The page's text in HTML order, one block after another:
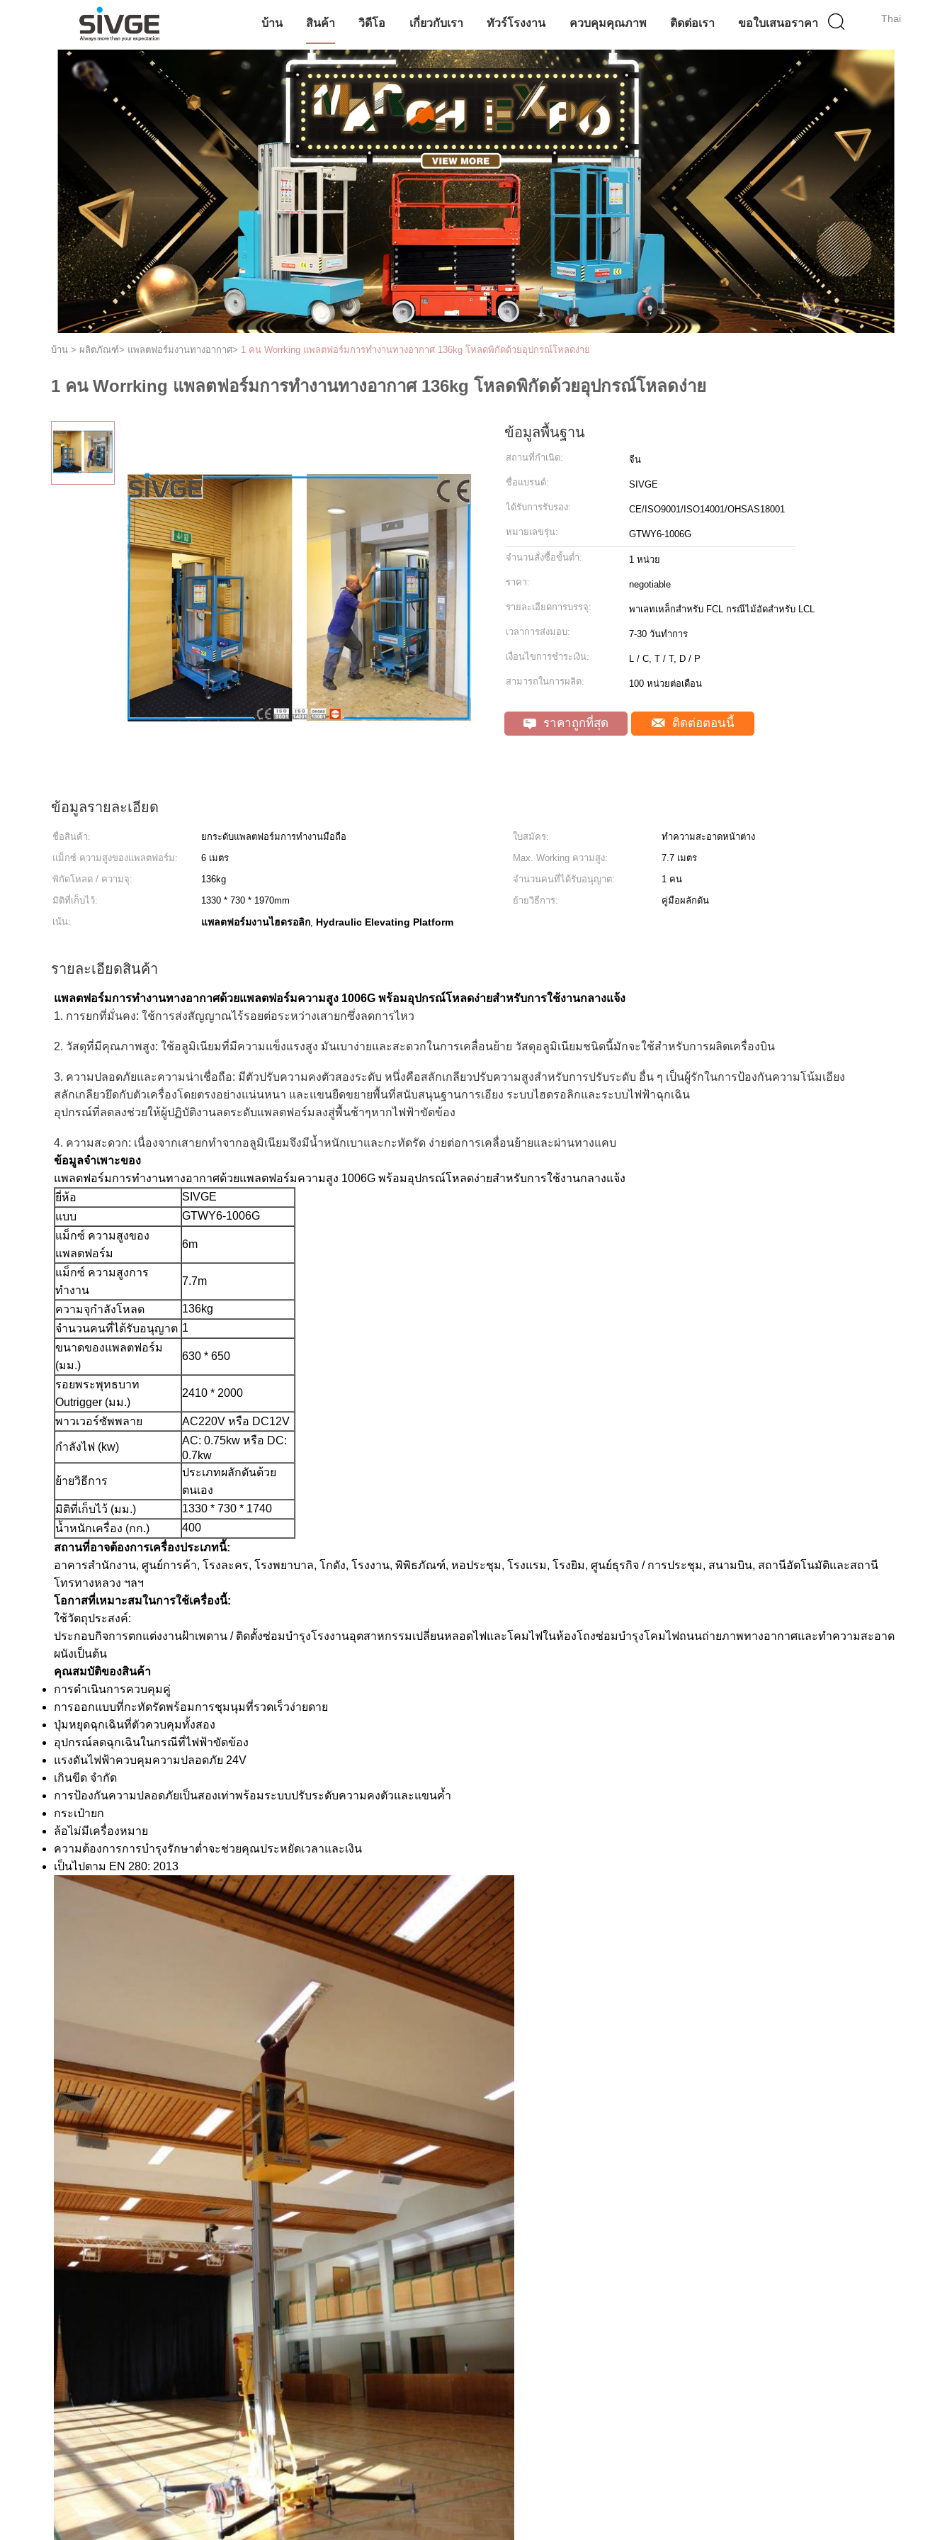
Thai
บ้าน สินค้า วิดีโอ เกี่ยวกับเรา ทัวร์โรงงาน ควบคุมคุณภาพ ติดต่อเรา ขอใบเสนอราคา
บ้าน > ผลิตภัณฑ์> แพลตฟอร์มงานทางอากาศ> 1 คน Worrking แพลตฟอร์มการทำงานทางอากาศ 136kg โหลดพิกัดด้วยอุปกรณ์โหลดง่าย
1 คน Worrking แพลตฟอร์มการทำงานทางอากาศ 136kg โหลดพิกัดด้วยอุปกรณ์โหลดง่าย
ข้อมูลพื้นฐาน
สถานที่กำเนิด: จีน
ชื่อแบรนด์: SIVGE
ได้รับการรับรอง: CE/ISO9001/ISO14001/OHSAS18001
หมายเลขรุ่น: GTWY6-1006G
จำนวนสั่งซื้อขั้นต่ำ: 1 หน่วย
ราคา: negotiable
รายละเอียดการบรรจุ: พาเลทเหล็กสำหรับ FCL กรณีไม้อัดสำหรับ LCL
เวลาการส่งมอบ: 7-30 วันทำการ
เงื่อนไขการชำระเงิน: L / C, T / T, D / P
สามารถในการผลิต: 100 หน่วยต่อเดือน
ราคาถูกที่สุด ติดต่อตอนนี้
ข้อมูลรายละเอียด
ชื่อสินค้า: ยกระดับแพลตฟอร์มการทำงานมือถือ ใบสมัคร:
ทำความสะอาดหน้าต่าง
แม็กซ์ ความสูงของแพลตฟอร์ม:
6 เมตร Max. Working ความสูง:
7.7 เมตร
พิกัดโหลด / ความจุ:
136kg จำนวนคนที่ได้รับอนุญาต:
1 คน
มิติที่เก็บไว้:
1330 * 730 * 1970mm ย้ายวิธีการ:
คู่มือผลักดัน
เน้น:
แพลตฟอร์มงานไฮดรอลิก, Hydraulic Elevating Platform
รายละเอียดสินค้า
แพลตฟอร์มการทำงานทางอากาศด้วยแพลตฟอร์มความสูง 1006G พร้อมอุปกรณ์โหลดง่ายสำหรับการใช้งานกลางแจ้ง
1. การยกที่มั่นคง: ใช้การส่งสัญญาณไร้รอยต่อระหว่างเสายกซึ่งลดการไหว
2. วัสดุที่มีคุณภาพสูง: ใช้อลูมิเนียมที่มีความแข็งแรงสูง มันเบาง่ายและสะดวกในการเคลื่อนย้าย วัสดุอลูมิเนียมชนิดนี้มักจะใช้สำหรับการผลิตเครื่องบิน
3. ความปลอดภัยและความน่าเชื่อถือ: มีตัวปรับความคงตัวสองระดับ หนึ่งคือสลักเกลียวปรับความสูงสำหรับการปรับระดับ อื่น ๆ เป็นผู้รักในการป้องกันความโน้มเอียง
สลักเกลียวยึดกับตัวเครื่องโดยตรงอย่างแน่นหนา และแขนยืดขยายพื้นที่สนับสนุนฐานการเอียง ระบบไฮดรอลิกและระบบไฟฟ้าฉุกเฉิน
อุปกรณ์ที่ลดลงช่วยให้ผู้ปฏิบัติงานลดระดับแพลตฟอร์มลงสู่พื้นช้าๆหากไฟฟ้าขัดข้อง
4. ความสะดวก: เนื่องจากเสายกทำจากอลูมิเนียมจึงมีน้ำหนักเบาและกะทัดรัด ง่ายต่อการเคลื่อนย้ายและผ่านทางแคบ
ข้อมูลจำเพาะของ
แพลตฟอร์มการทำงานทางอากาศด้วยแพลตฟอร์มความสูง 1006G พร้อมอุปกรณ์โหลดง่ายสำหรับการใช้งานกลางแจ้ง
ยี่ห้อ
SIVGE
แบบ
GTWY6-1006G
แม็กซ์ ความสูงของ
แพลตฟอร์ม
6m
แม็กซ์ ความสูงการ
ทำงาน
7.7m
ความจุกำลังโหลด
136kg
จำนวนคนที่ได้รับอนุญาต 1
ขนาดของแพลตฟอร์ม
(มม.)
630 * 650
รอยพระพุทธบาท
Outrigger (มม.)
2410 * 2000
พาวเวอร์ซัพพลาย AC220V หรือ DC12V
กำลังไฟ (kw)
AC: 0.75kw หรือ DC:
0.7kw
ย้ายวิธีการ
ประเภทผลักดันด้วย
ตนเอง
มิติที่เก็บไว้ (มม.)
1330 * 730 * 1740
น้ำหนักเครื่อง (กก.)
400
สถานที่อาจต้องการเครื่องประเภทนี้:
อาคารสำนักงาน, ศูนย์การค้า, โรงละคร, โรงพยาบาล, โกดัง, โรงงาน, พิพิธภัณฑ์, หอประชุม, โรงแรม, โรงยิม, ศูนย์ธุรกิจ / การประชุม, สนามบิน, สถานีอัตโนมัติและสถานี
โทรทางหลวง ฯลฯ
โอกาสที่เหมาะสมในการใช้เครื่องนี้:
ใช้วัตถุประสงค์:
ประกอบกิจการตกแต่งงานฝ้าเพดาน / ติดตั้งซ่อมบำรุงโรงงานอุตสาหกรรมเปลี่ยนหลอดไฟและโคมไฟในห้องโถงซ่อมบำรุงโคมไฟถนนถ่ายภาพทางอากาศและทำความสะอาด
ผนังเป็นต้น
คุณสมบัติของสินค้า
การดำเนินการควบคุมคู่
การออกแบบที่กะทัดรัดพร้อมการชุมนุมที่รวดเร็วง่ายดาย
ปุ่มหยุดฉุกเฉินที่ตัวควบคุมทั้งสอง
อุปกรณ์ลดฉุกเฉินในกรณีที่ไฟฟ้าขัดข้อง
แรงดันไฟฟ้าควบคุมความปลอดภัย 24V
เกินขีด จำกัด
การป้องกันความปลอดภัยเป็นสองเท่าพร้อมระบบปรับระดับความคงตัวและแขนค้ำ
กระเป๋ายก
ล้อไม่มีเครื่องหมาย
ความต้องการการบำรุงรักษาต่ำจะช่วยคุณประหยัดเวลาและเงิน
เป็นไปตาม EN 280: 2013